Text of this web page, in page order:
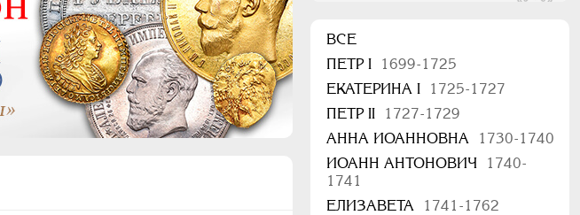
ВСЕ
ПEТР I
1699-1725
ЕКАТЕРИНА I
1725-1727
ПЕТР II
1727-1729
АННА ИОАННОВНА
1730-1740
ИОАНН АНТОНОВИЧ
1740-
1741
ЕЛИЗАВЕТА
1741-1762